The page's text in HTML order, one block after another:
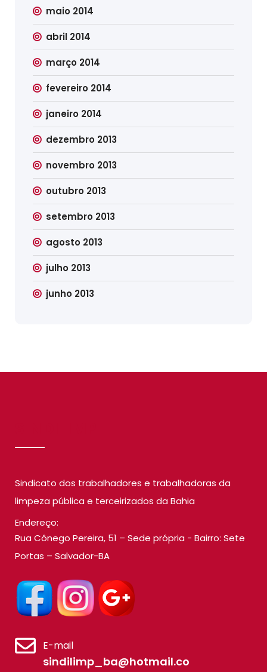
maio 2014
abril 2014
março 2014
fevereiro 2014
janeiro 2014
dezembro 2013
novembro 2013
outubro 2013
setembro 2013
agosto 2013
julho 2013
junho 2013
Sindicato dos trabalhadores e trabalhadoras da
limpeza pública e terceirizados da Bahia
Endereço:
Rua Cônego Pereira, 51 – Sede própria - Bairro: Sete
Portas – Salvador-BA
E-mail
sindilimp_ba@hotmail.co